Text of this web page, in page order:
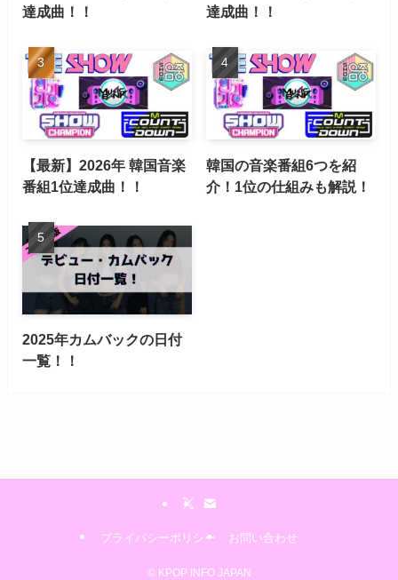
達成曲！！
達成曲！！
【最新】2026年 韓国音楽
番組1位達成曲！！
韓国の音楽番組6つを紹
介！1位の仕組みも解説！
2025年カムバックの日付
一覧！！
プライバシーポリシー お問い合わせ
©KPOP INFO JAPAN